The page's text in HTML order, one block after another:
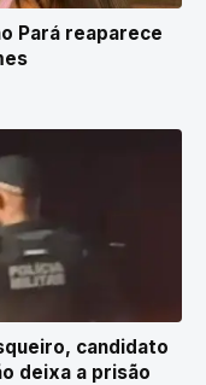
Pará reaparece
candidato
deixa a prisão